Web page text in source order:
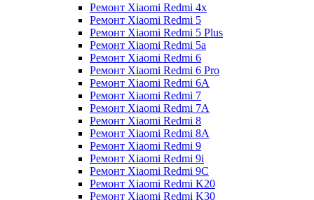
Ремонт Xiaomi Redmi 4x
Ремонт Xiaomi Redmi 5
Ремонт Xiaomi Redmi 5 Plus
Ремонт Xiaomi Redmi 5a
Ремонт Xiaomi Redmi 6
Ремонт Xiaomi Redmi 6 Pro
Ремонт Xiaomi Redmi 6A
Ремонт Xiaomi Redmi 7
Ремонт Xiaomi Redmi 7A
Ремонт Xiaomi Redmi 8
Ремонт Xiaomi Redmi 8A
Ремонт Xiaomi Redmi 9
Ремонт Xiaomi Redmi 9i
Ремонт Xiaomi Redmi 9C
Ремонт Xiaomi Redmi K20
Ремонт Xiaomi Redmi K30